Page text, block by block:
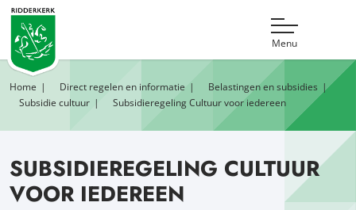
Menu
Home Direct regelen en informatie
Belastingen en subsidies
Subsidie cultuur
Subsidieregeling Cultuur voor iedereen
SUBSIDIEREGELING CULTUUR
VOOR IEDEREEN